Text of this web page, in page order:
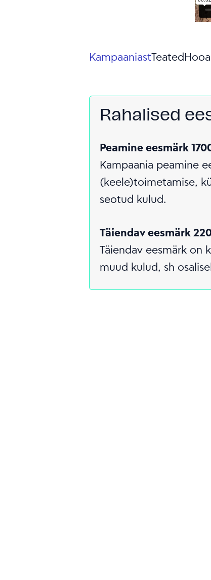
KampaaniastTeated
Rahalised
Peamine eesmärk
Kampaania peamine
(keele)toimetamise,
seotud kulud.
Täiendav eesmärk
Täiendav eesmärk on
muud kulud, sh